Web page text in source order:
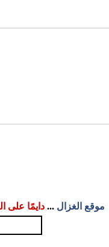
موقع الغزال ... دايمًا على